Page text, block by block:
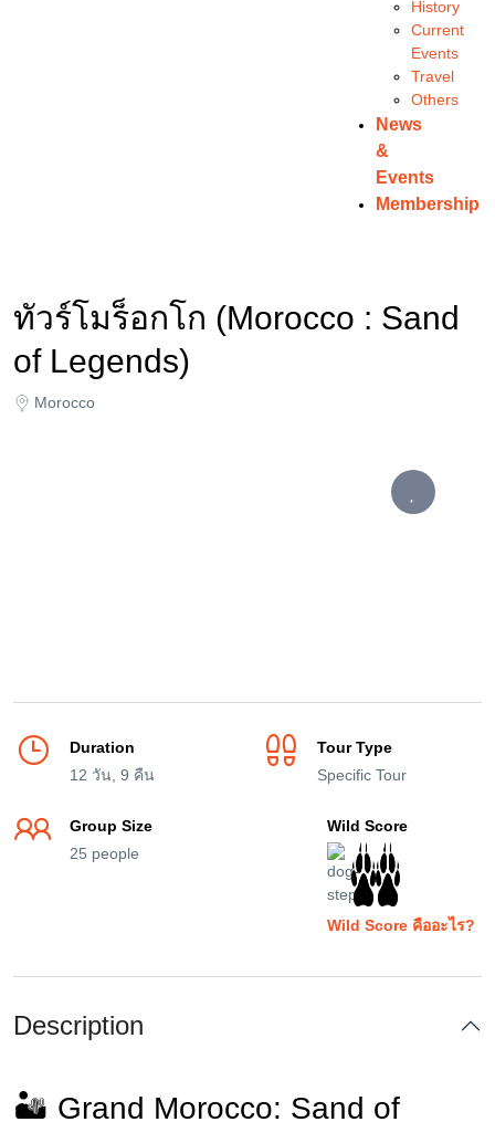
History
Current
Events
Travel
Others
News
&
Events
Membership
ทัวร์โมร็อกโก (Morocco : Sand
of Legends)
Morocco
Duration
12 วัน, 9 คืน
Tour Type
Specific Tour
Group Size
25 people
Wild Score
Wild Score คืออะไร?
Description
🏜️ Grand Morocco: Sand of